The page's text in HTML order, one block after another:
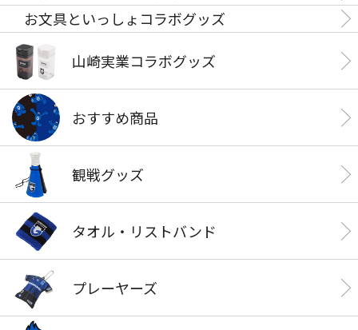
お文具といっしょコラボグッズ
山崎実業コラボグッズ
おすすめ商品
観戦グッズ
タオル・リストバンド
プレーヤーズ